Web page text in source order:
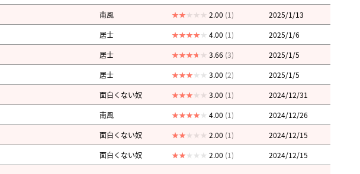
南風 2.00 (1)
2025/1/13
居士 4.00 (1)
2025/1/6
居士 3.66 (3)
2025/1/5
居士 3.00 (2)
2025/1/5
面白くない奴 3.00 (1)
2024/12/31
南風 4.00 (1)
2024/12/26
面白くない奴 2.00 (1)
2024/12/15
面白くない奴 2.00 (1) 2024/12/15